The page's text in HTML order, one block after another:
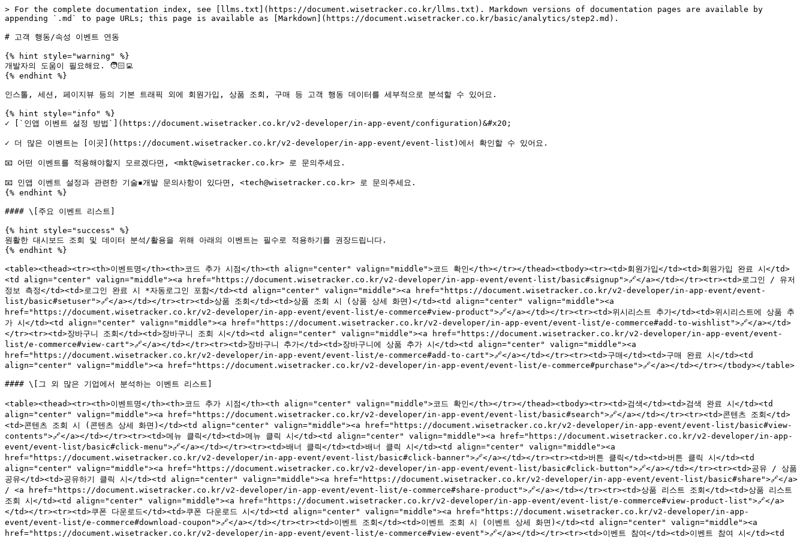
> For the complete documentation index, see [llms.txt](https://document.wisetracker.co.kr/llms.txt). Markdown versions of documentation pages are available by
appending `.md` to page URLs; this page is available as [Markdown](https://document.wisetracker.co.kr/basic/analytics/step2.md).
# 고객 행동/속성 이벤트 연동
{% hint style="warning" %}
개발자의 도움이 필요해요. 🧑🏻‍💻
{% endhint %}
인스톨, 세션, 페이지뷰 등의 기본 트래픽 외에 회원가입, 상품 조회, 구매 등 고객 행동 데이터를 세부적으로 분석할 수 있어요.
{% hint style="info" %}
✓ [`인앱 이벤트 설정 방법`](https://document.wisetracker.co.kr/v2-developer/in-app-event/configuration)&#x20;
✓ 더 많은 이벤트는 [이곳](https://document.wisetracker.co.kr/v2-developer/in-app-event/event-list)에서 확인할 수 있어요.
📧 어떤 이벤트를 적용해야할지 모르겠다면, <mkt@wisetracker.co.kr> 로 문의주세요.
📧 인앱 이벤트 설정과 관련한 기술▪개발 문의사항이 있다면, <tech@wisetracker.co.kr> 로 문의주세요.
{% endhint %}
#### \[주요 이벤트 리스트]
{% hint style="success" %}
원활한 대시보드 조회 및 데이터 분석/활용을 위해 아래의 이벤트는 필수로 적용하기를 권장드립니다.
{% endhint %}
<table><thead><tr><th>이벤트명</th><th>코드 추가 시점</th><th align="center" valign="middle">코드 확인</th></tr></thead><tbody><tr><td>회원가입</td><td>회원가입 완료 시</td>
<td align="center" valign="middle"><a href="https://document.wisetracker.co.kr/v2-developer/in-app-event/event-list/basic#signup">🔗</a></td></tr><tr><td>로그인 / 유저
정보 측정</td><td>로그인 완료 시 *자동로그인 포함</td><td align="center" valign="middle"><a href="https://document.wisetracker.co.kr/v2-developer/in-app-event/event-
list/basic#setuser">🔗</a></td></tr><tr><td>상품 조회</td><td>상품 조회 시 (상품 상세 화면)</td><td align="center" valign="middle"><a
href="https://document.wisetracker.co.kr/v2-developer/in-app-event/event-list/e-commerce#view-product">🔗</a></td></tr><tr><td>위시리스트 추가</td><td>위시리스트에 상품 추
가 시</td><td align="center" valign="middle"><a href="https://document.wisetracker.co.kr/v2-developer/in-app-event/event-list/e-commerce#add-to-wishlist">🔗</a></td>
</tr><tr><td>장바구니 조회</td><td>장바구니 조회 시</td><td align="center" valign="middle"><a href="https://document.wisetracker.co.kr/v2-developer/in-app-event/event-
list/e-commerce#view-cart">🔗</a></td></tr><tr><td>장바구니 추가</td><td>장바구니에 상품 추가 시</td><td align="center" valign="middle"><a
href="https://document.wisetracker.co.kr/v2-developer/in-app-event/event-list/e-commerce#add-to-cart">🔗</a></td></tr><tr><td>구매</td><td>구매 완료 시</td><td
align="center" valign="middle"><a href="https://document.wisetracker.co.kr/v2-developer/in-app-event/event-list/e-commerce#purchase">🔗</a></td></tr></tbody></table>
#### \[그 외 많은 기업에서 분석하는 이벤트 리스트]
<table><thead><tr><th>이벤트명</th><th>코드 추가 시점</th><th align="center" valign="middle">코드 확인</th></tr></thead><tbody><tr><td>검색</td><td>검색 완료 시</td><td
align="center" valign="middle"><a href="https://document.wisetracker.co.kr/v2-developer/in-app-event/event-list/basic#search">🔗</a></td></tr><tr><td>콘텐츠 조회</td>
<td>콘텐츠 조회 시 (콘텐츠 상세 화면)</td><td align="center" valign="middle"><a href="https://document.wisetracker.co.kr/v2-developer/in-app-event/event-list/basic#view-
contents">🔗</a></td></tr><tr><td>메뉴 클릭</td><td>메뉴 클릭 시</td><td align="center" valign="middle"><a href="https://document.wisetracker.co.kr/v2-developer/in-app-
event/event-list/basic#click-menu">🔗</a></td></tr><tr><td>배너 클릭</td><td>배너 클릭 시</td><td align="center" valign="middle"><a
href="https://document.wisetracker.co.kr/v2-developer/in-app-event/event-list/basic#click-banner">🔗</a></td></tr><tr><td>버튼 클릭</td><td>버튼 클릭 시</td><td
align="center" valign="middle"><a href="https://document.wisetracker.co.kr/v2-developer/in-app-event/event-list/basic#click-button">🔗</a></td></tr><tr><td>공유 / 상품
공유</td><td>공유하기 클릭 시</td><td align="center" valign="middle"><a href="https://document.wisetracker.co.kr/v2-developer/in-app-event/event-list/basic#share">🔗</a>
/ <a href="https://document.wisetracker.co.kr/v2-developer/in-app-event/event-list/e-commerce#share-product">🔗</a></td></tr><tr><td>상품 리스트 조회</td><td>상품 리스트
조회 시</td><td align="center" valign="middle"><a href="https://document.wisetracker.co.kr/v2-developer/in-app-event/event-list/e-commerce#view-product-list">🔗</a>
</td></tr><tr><td>쿠폰 다운로드</td><td>쿠폰 다운로드 시</td><td align="center" valign="middle"><a href="https://document.wisetracker.co.kr/v2-developer/in-app-
event/event-list/e-commerce#download-coupon">🔗</a></td></tr><tr><td>이벤트 조회</td><td>이벤트 조회 시 (이벤트 상세 화면)</td><td align="center" valign="middle"><a
href="https://document.wisetracker.co.kr/v2-developer/in-app-event/event-list/e-commerce#view-event">🔗</a></td></tr><tr><td>이벤트 참여</td><td>이벤트 참여 시</td><td